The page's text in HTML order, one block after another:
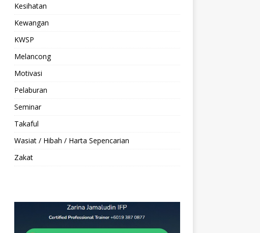
Kesihatan
Kewangan
KWSP
Melancong
Motivasi
Pelaburan
Seminar
Takaful
Wasiat / Hibah / Harta Sepencarian
Zakat